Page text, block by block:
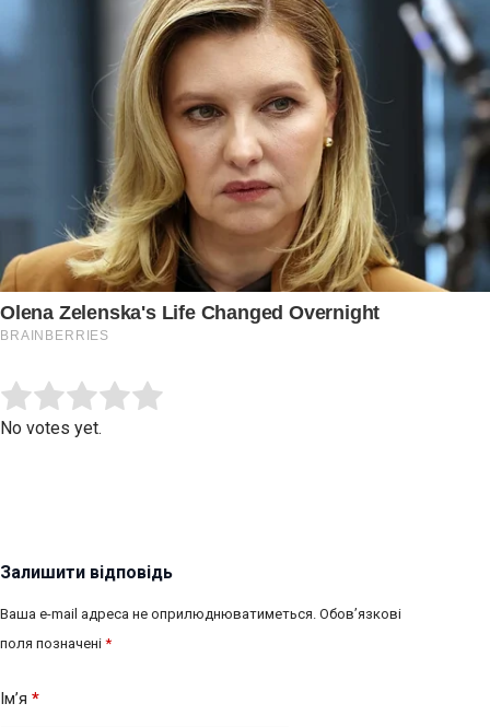
Rate this item:
No votes yet.
Залишити відповідь
Ваша e-mail адреса не оприлюднюватиметься. Обов’язкові
поля позначені *
Ім’я *